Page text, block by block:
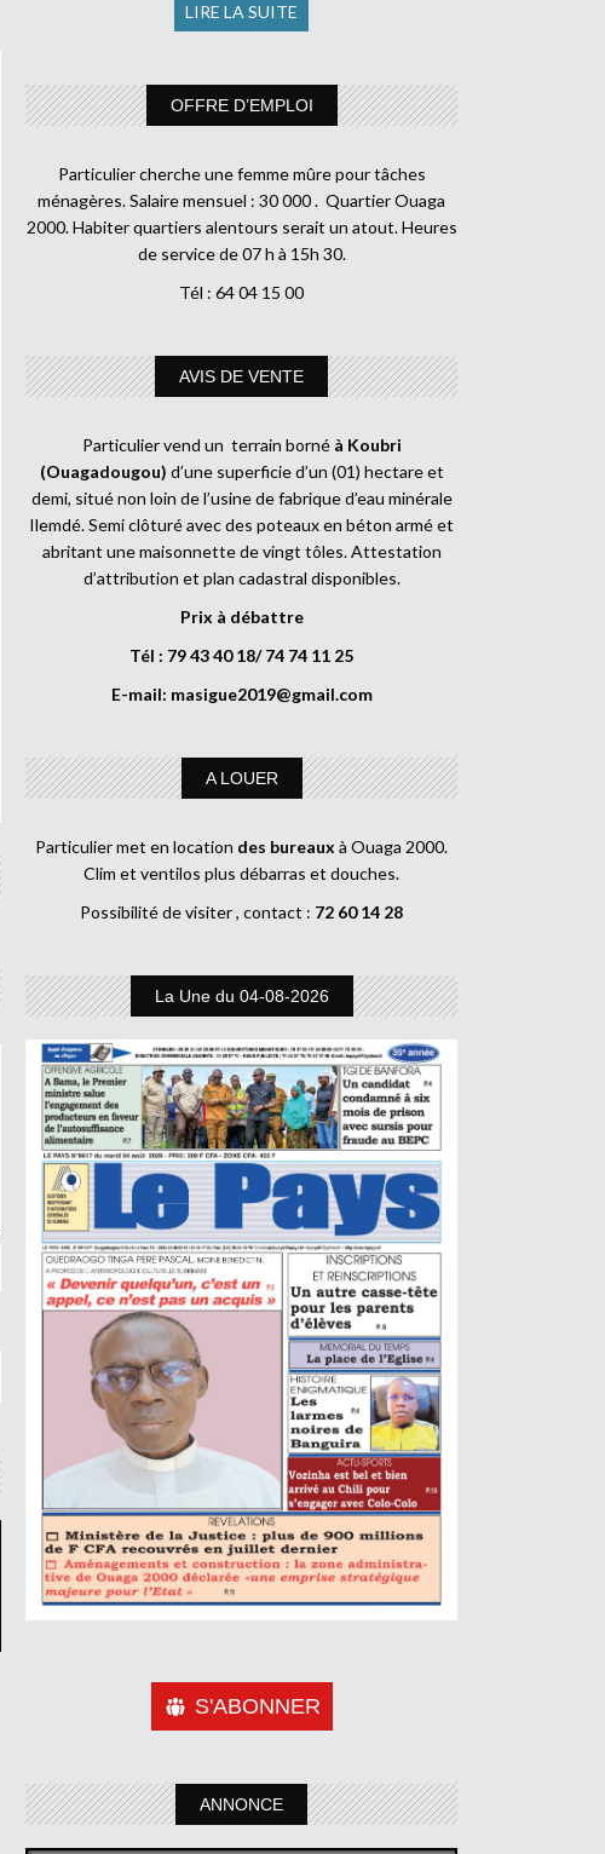
LIRE LA SUITE
OFFRE D’EMPLOI
Particulier cherche une femme mûre pour tâches
ménagères. Salaire mensuel : 30 000 . Quartier Ouaga
2000. Habiter quartiers alentours serait un atout. Heures
de service de 07 h à 15h 30.
Tél : 64 04 15 00
AVIS DE VENTE
Particulier vend un terrain borné à Koubri
(Ouagadougou) d’une superficie d’un (01) hectare et
demi, situé non loin de l’usine de fabrique d’eau minérale
Ilemdé. Semi clôturé avec des poteaux en béton armé et
abritant une maisonnette de vingt tôles. Attestation
d’attribution et plan cadastral disponibles.
Prix à débattre
Tél : 79 43 40 18/ 74 74 11 25
E-mail: masigue2019@gmail.com
A LOUER
Particulier met en location des bureaux à Ouaga 2000.
Clim et ventilos plus débarras et douches.
Possibilité de visiter , contact : 72 60 14 28
La Une du 04-08-2026
S'ABONNER
ANNONCE